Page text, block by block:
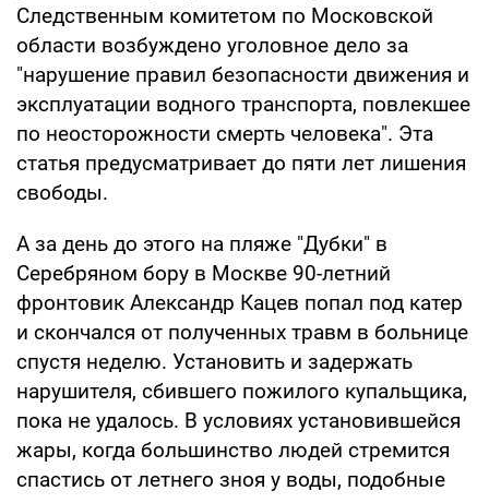
Следственным комитетом по Московской
области возбуждено уголовное дело за
"нарушение правил безопасности движения и
эксплуатации водного транспорта, повлекшее
по неосторожности смерть человека". Эта
статья предусматривает до пяти лет лишения
свободы.
А за день до этого на пляже "Дубки" в
Серебряном бору в Москве 90-летний
фронтовик Александр Кацев попал под катер
и скончался от полученных травм в больнице
спустя неделю. Установить и задержать
нарушителя, сбившего пожилого купальщика,
пока не удалось. В условиях установившейся
жары, когда большинство людей стремится
спастись от летнего зноя у воды, подобные